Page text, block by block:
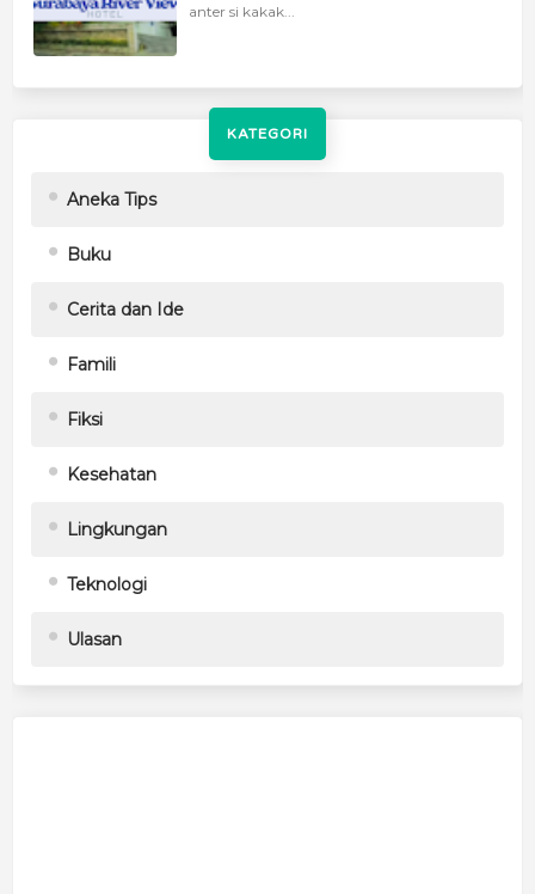
anter si kakak...
KATEGORI
Aneka Tips
Buku
Cerita dan Ide
Famili
Fiksi
Kesehatan
Lingkungan
Teknologi
Ulasan